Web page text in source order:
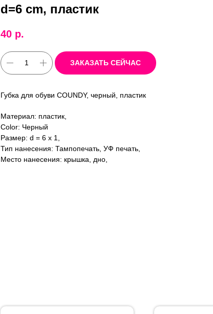
d=6 cm, пластик
40 р.
ЗАКАЗАТЬ СЕЙЧАС
Губка для обуви COUNDY, черный, пластик
Материал: пластик,
Color: Черный
Размер: d = 6 x 1,
Тип нанесения: Тампопечать, УФ печать,
Место нанесения: крышка, дно,